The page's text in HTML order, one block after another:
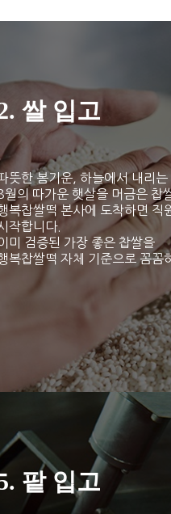
쌀 입고
뜻한 봄기운, 하늘에서 내리는
월의 따가운 햇살을 머금은 찹
복찹쌀떡 본사에 도착하면 직
작합니다.
미 검증된 가장 좋은 찹쌀을
복찹쌀떡 자체 기준으로 꼼꼼
팥 입고